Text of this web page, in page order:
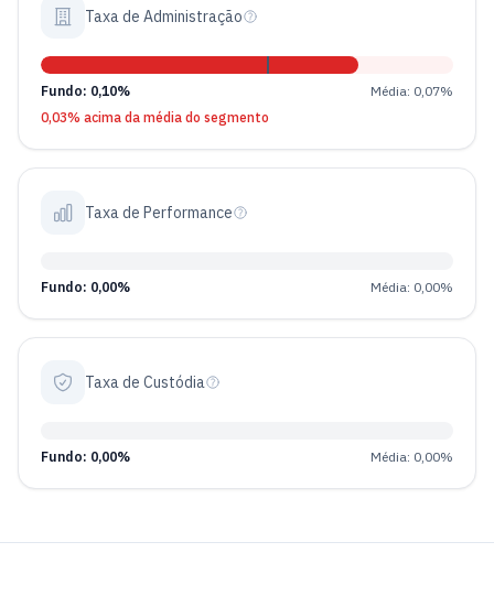
Taxa de Administração
Fundo: 0,10%
Média: 0,07%
0,03% acima da média do segmento
Taxa de Performance
Fundo: 0,00% Média: 0,00%
Taxa de Custódia
Fundo: 0,00% Média: 0,00%